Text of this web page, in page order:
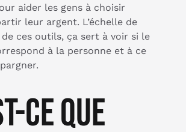
aider les gens à choisir
leur argent. L’échelle de
ces outils, ça sert à voir si le
à la personne et à ce
ce que